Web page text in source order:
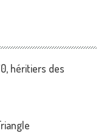
héritiers des